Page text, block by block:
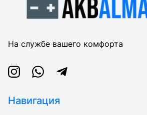
На службе вашего комфорта
InstagramWhatsappTelegram
Навигация